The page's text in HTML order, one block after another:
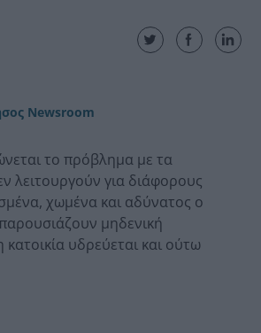
Newsroom
το πρόβλημα με τα
λειτουργούν για διάφορους
χωμένα και αδύνατος ο
μηδενική
υδρεύεται και ούτω